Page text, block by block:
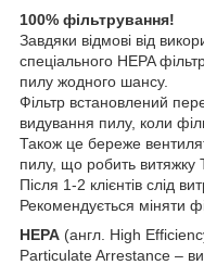
100% фільтрування!
Завдяки відмові від
спеціального HEPA
пилу жодного шансу.
Фільтр встановлений
видування пилу, коли
Також це береже
пилу, що робить витяжку
Після 1-2 клієнтів слід
Рекомендується міняти
HEPA (англ. High
Particulate Arrestance –